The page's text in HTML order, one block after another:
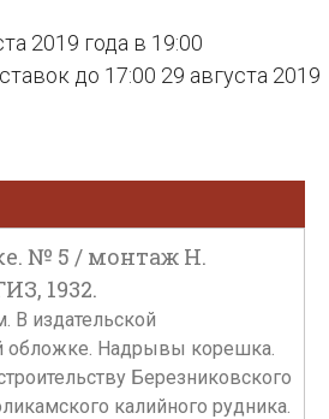
2019 года в 19:00
до 17:00 29 августа 2019
№ 5 / монтаж Н.
1932.
В издательской
обложке. Надрывы корешка.
Березниковского
калийного рудника.